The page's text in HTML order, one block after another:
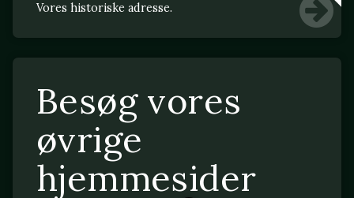
Vores historiske adresse.
Besøg vores
øvrige
hjemmesider